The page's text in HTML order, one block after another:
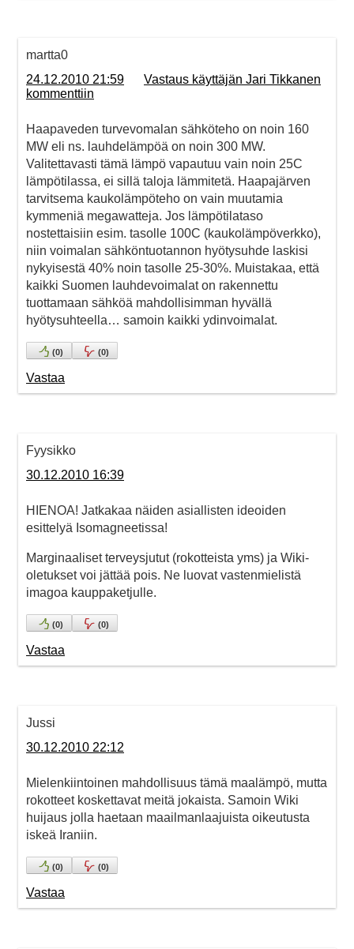
martta0
24.12.2010 21:59
Vastaus käyttäjän Jari Tikkanen
kommenttiin
Haapaveden turvevomalan sähköteho on noin 160
MW eli ns. lauhdelämpöä on noin 300 MW.
Valitettavasti tämä lämpö vapautuu vain noin 25C
lämpötilassa, ei sillä taloja lämmitetä. Haapajärven
tarvitsema kaukolämpöteho on vain muutamia
kymmeniä megawatteja. Jos lämpötilataso
nostettaisiin esim. tasolle 100C (kaukolämpöverkko),
niin voimalan sähköntuotannon hyötysuhde laskisi
nykyisestä 40% noin tasolle 25-30%. Muistakaa, että
kaikki Suomen lauhdevoimalat on rakennettu
tuottamaan sähköä mahdollisimman hyvällä
hyötysuhteella… samoin kaikki ydinvoimalat.
(0) (0)
Vastaa
Fyysikko
30.12.2010 16:39
HIENOA! Jatkakaa näiden asiallisten ideoiden
esittelyä Isomagneetissa!
Marginaaliset terveysjutut (rokotteista yms) ja Wiki-
oletukset voi jättää pois. Ne luovat vastenmielistä
imagoa kauppaketjulle.
(0) (0)
Vastaa
Jussi
30.12.2010 22:12
Mielenkiintoinen mahdollisuus tämä maalämpö, mutta
rokotteet koskettavat meitä jokaista. Samoin Wiki
huijaus jolla haetaan maailmanlaajuista oikeutusta
iskeä Iraniin.
(0) (0)
Vastaa